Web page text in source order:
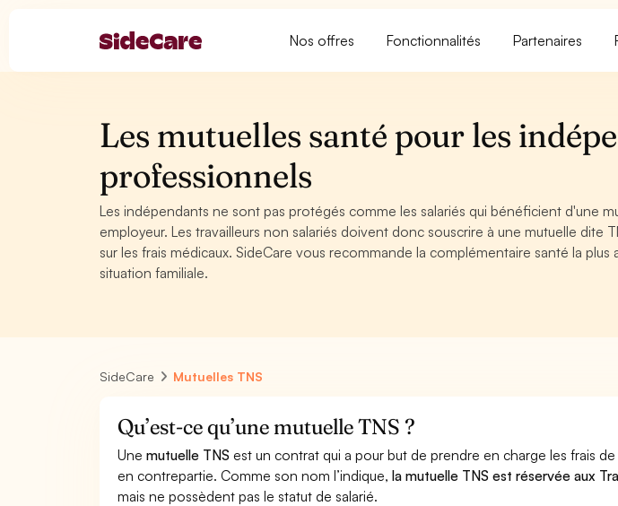
Nos offres Fonctionnalités Partenaires
Les mutuelles santé pour les
professionnels
Les indépendants ne sont pas protégés comme les salariés qui bénéficient d'une
employeur. Les travailleurs non salariés doivent donc souscrire à une mutuelle dite
sur les frais médicaux. SideCare vous recommande la complémentaire santé la
situation familiale.
SideCare Mutuelles TNS
Qu’est-ce qu’une mutuelle TNS ?
Unemutuelle TNS est un contrat qui a pour but de prendre en charge les frais
en contrepartie. Comme son nom l’indique,la mutuelle TNS est réservée aux
mais ne possèdent pas le statut de salarié.